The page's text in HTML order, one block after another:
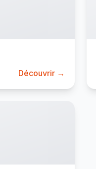
Découvrir →